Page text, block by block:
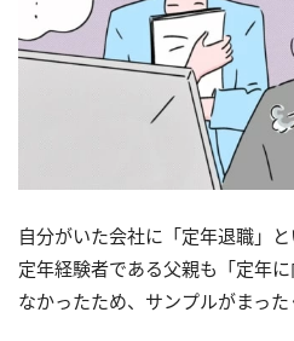
自分がいた会社に「定年退職」
定年経験者である父親も「定年
なかったため、サンプルがまった